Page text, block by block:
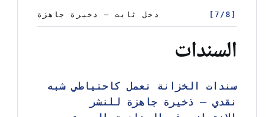
[7/8] دخل ثابت — ذخيرة جاهزة
السندات
سندات الخزانة تعمل كاحتياطي شبه
نقدي — ذخيرة جاهزة للنشر
[7/8] دخل ثابت — ذخيرة جاهزة
سندات الخزانة تعمل كاحتياطي شبه
نقدي — ذخيرة جاهزة للنشر